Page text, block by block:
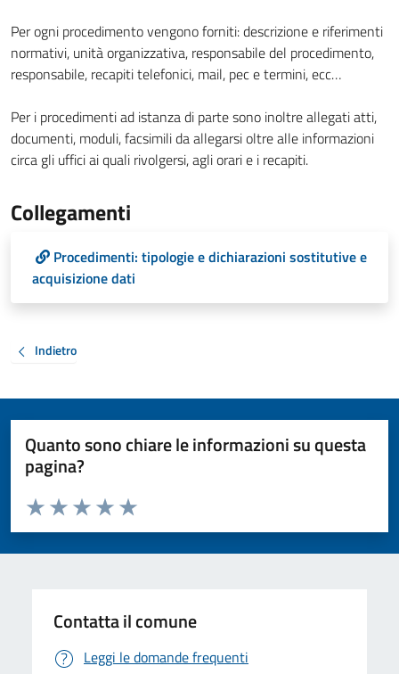
Per ogni procedimento vengono forniti: descrizione e riferimenti
normativi, unità organizzativa, responsabile del procedimento,
responsabile, recapiti telefonici, mail, pec e termini, ecc…
Per i procedimenti ad istanza di parte sono inoltre allegati atti,
documenti, moduli, facsimili da allegarsi oltre alle informazioni
circa gli uffici ai quali rivolgersi, agli orari e i recapiti.
Collegamenti
Procedimenti: tipologie e dichiarazioni sostitutive e
acquisizione dati
Indietro
Quanto sono chiare le informazioni su questa
pagina?
Valuta da 1 a 5 stelle la pagina
Valuta 5 stelle su 5
Valuta 4 stelle su 5
Valuta 3 stelle su 5
Valuta 2 stelle su 5
Valuta 1 stelle su 5
Contatta il comune
Leggi le domande frequenti